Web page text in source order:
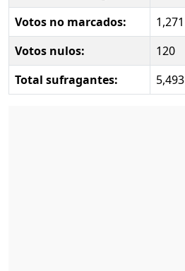
Votos no marcados:
1,271
Votos nulos:
120
Total sufragantes:
5,493